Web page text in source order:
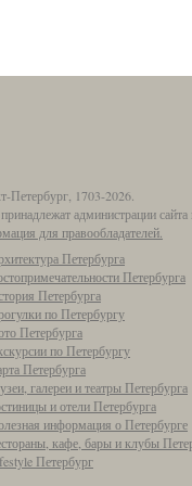
1703-2026.
администрации сайта
для правообладателей.
Петербурга
Петербурга
Петербурга
по Петербургу
Петербурга
по Петербургу
Петербурга
галереи и театры Петербурга
и отели Петербурга
информация о Петербурге
кафе, бары и клубы
Петербург